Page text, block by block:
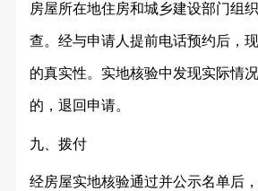
房屋所在地住房和城乡建设部门组
查。经与申请人提前电话预约后，
的真实性。实地核验中发现实际情
的，退回申请。
九、拨付
经房屋实地核验通过并公示名单后